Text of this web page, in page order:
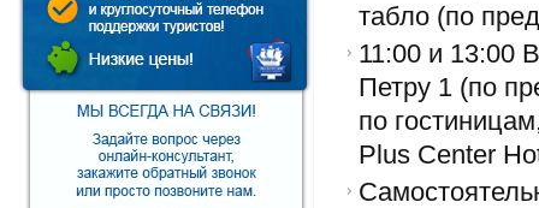
табло (по
11:00 и 13:00
Петру 1 (по
по
Plus Center